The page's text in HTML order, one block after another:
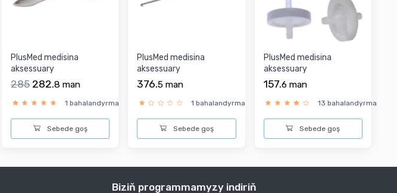
PlusMed medisina
aksessuary
285 282.8 man
1 bahalandyrma
Sebede goş
PlusMed medisina
aksessuary
376.5 man
1 bahalandyrma
Sebede goş
PlusMed medisina
aksessuary
157.6 man
13 bahalandyrma
Sebede goş
Biziň programmamyzy indiriň